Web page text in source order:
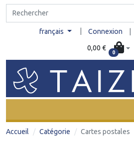
français Connexion
0,00 €
0
Accueil Catégorie Cartes postales